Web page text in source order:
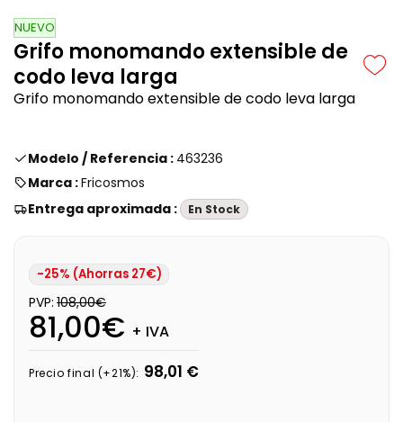
NUEVO
Grifo monomando extensible de
codo leva larga
Grifo monomando extensible de codo leva larga
Modelo / Referencia : 463236
Marca :Fricosmos
Entrega aproximada :
En Stock
-25% (Ahorras 27€)
PVP: 108,00€
81,00€ + IVA
Precio final (+21%): 98,01 €